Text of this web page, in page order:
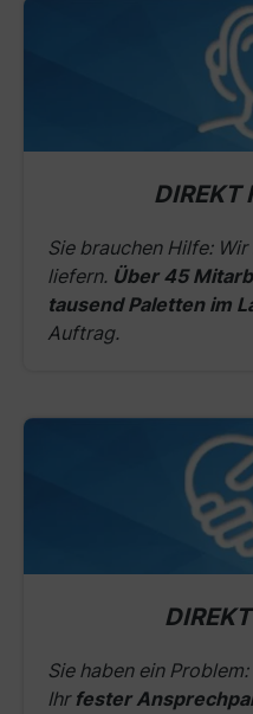
DIREKT
Sie brauchen Hilfe:
liefern. Über 45
tausend Paletten im
Auftrag.
Sie haben ein
Ihrfester